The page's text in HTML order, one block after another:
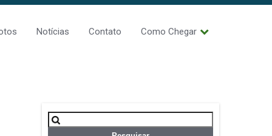
Notícias Contato Como Chegar
Pesquisar
por: